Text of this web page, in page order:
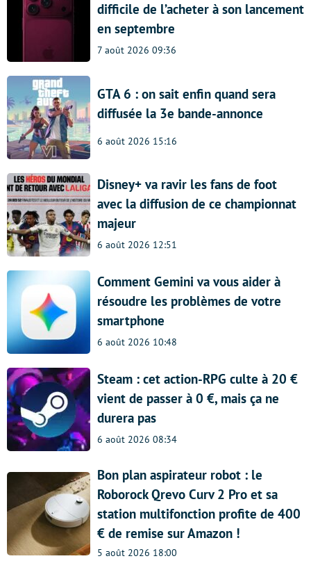
difficile de l’acheter à son lancement
en septembre
7 août 2026 09:36
GTA 6 : on sait enfin quand sera
diffusée la 3e bande-annonce
6 août 2026 15:16
Disney+ va ravir les fans de foot
avec la diffusion de ce championnat
majeur
6 août 2026 12:51
Comment Gemini va vous aider à
résoudre les problèmes de votre
smartphone
6 août 2026 10:48
Steam : cet action-RPG culte à 20 €
vient de passer à 0 €, mais ça ne
durera pas
6 août 2026 08:34
Bon plan aspirateur robot : le
Roborock Qrevo Curv 2 Pro et sa
station multifonction profite de 400
€ de remise sur Amazon !
5 août 2026 18:00